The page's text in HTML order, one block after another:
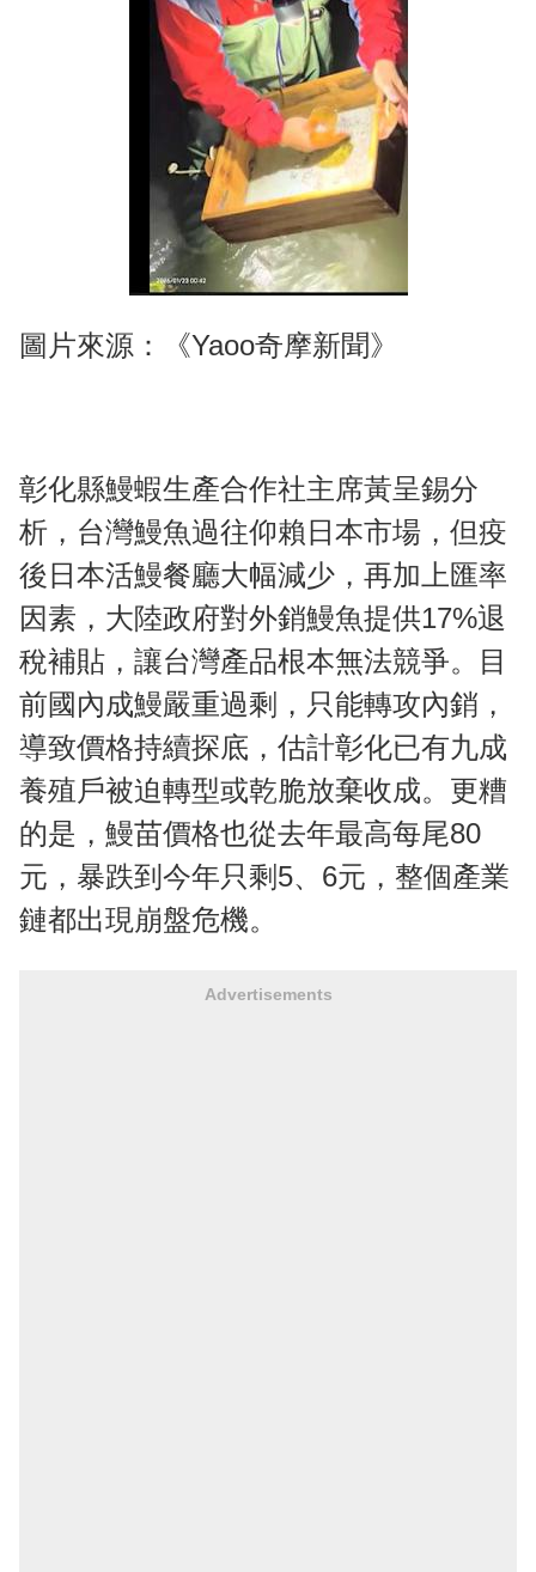
圖片來源：《Yaoo奇摩新聞》
彰化縣鰻蝦生產合作社主席黃呈錫分
析，台灣鰻魚過往仰賴日本市場，但疫
後日本活鰻餐廳大幅減少，再加上匯率
因素，大陸政府對外銷鰻魚提供17%退
稅補貼，讓台灣產品根本無法競爭。目
前國內成鰻嚴重過剩，只能轉攻內銷，
導致價格持續探底，估計彰化已有九成
養殖戶被迫轉型或乾脆放棄收成。更糟
的是，鰻苗價格也從去年最高每尾80
元，暴跌到今年只剩5、6元，整個產業
鏈都出現崩盤危機。
Advertisements